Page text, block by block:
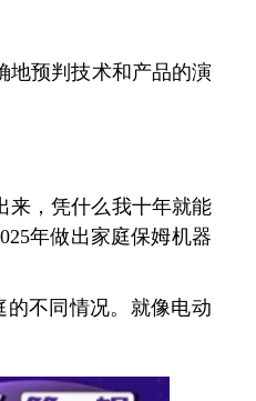
地预判技术和产品的演
来，凭什么我十年就能
年做出家庭保姆机器
的不同情况。就像电动